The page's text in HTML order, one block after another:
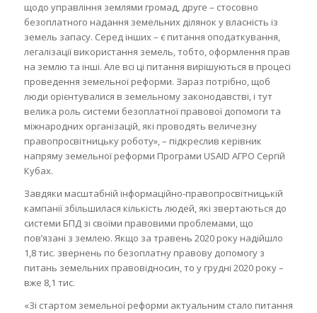
щодо управління землями громад, друге – стосовно
безоплатного надання земельних ділянок у власність із
земель запасу. Серед інших – є питання оподаткування,
легалізації використання земель, тобто, оформлення прав
на землю та інші. Але всі ці питання вирішуються в процесі
проведення земельної реформи. Зараз потрібно, щоб
люди орієнтувалися в земельному законодавстві, і тут
велика роль системи безоплатної правової допомоги та
міжнародних організацій, які проводять величезну
правопросвітницьку роботу», – підкреслив керівник
напряму земельної реформи Програми USAID АГРО Сергій
Кубах.
Завдяки масштабній інформаційно-правопросвітницькій
кампанії збільшилася кількість людей, які звертаються до
системи БПД зі своїми правовими проблемами, що
пов’язані з землею. Якщо за травень 2020 року надійшло
1,8 тис. звернень по безоплатну правову допомогу з
питань земельних правовідносин, то у грудні 2020 року –
вже 8,1 тис.
«Зі стартом земельної реформи актуальним стало питання